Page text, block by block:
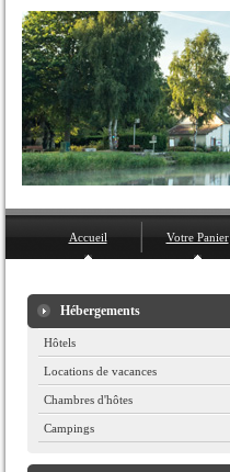
Accueil Votre Panier
Hébergements
Hôtels
Locations de vacances
Chambres d'hôtes
Campings